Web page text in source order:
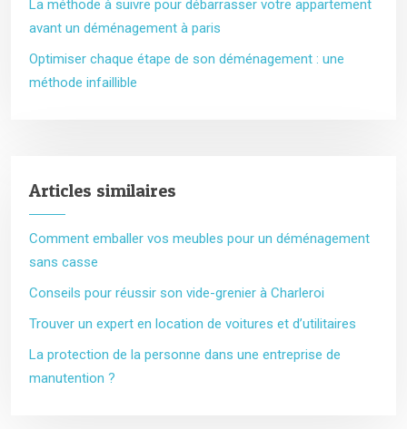
La méthode à suivre pour débarrasser votre appartement
avant un déménagement à paris
Optimiser chaque étape de son déménagement : une
méthode infaillible
Articles similaires
Comment emballer vos meubles pour un déménagement
sans casse
Conseils pour réussir son vide-grenier à Charleroi
Trouver un expert en location de voitures et d’utilitaires
La protection de la personne dans une entreprise de
manutention ?